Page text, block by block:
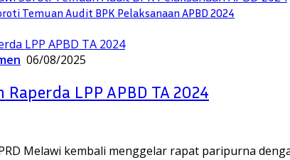
Temuan Audit BPK Pelaksanaan APBD 2024
06/08/2025
Raperda LPP APBD TA 2024
Melawi kembali menggelar rapat paripurna